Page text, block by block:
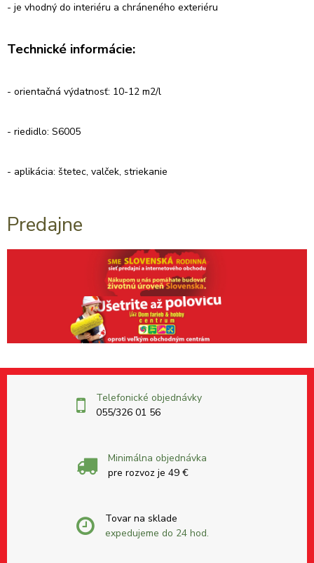
- je vhodný do interiéru a chráneného exteriéru
Technické informácie:
- orientačná výdatnosť: 10-12 m2/l
- riedidlo: S6005
- aplikácia: štetec, valček, striekanie
Predajne
Telefonické objednávky
055/326 01 56
Minimálna objednávka
pre rozvoz je 49 €
Tovar na sklade
expedujeme do 24 hod.